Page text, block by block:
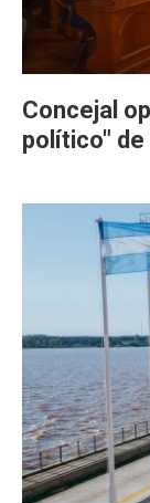
Concejal
político"